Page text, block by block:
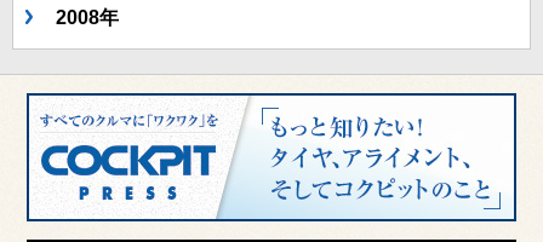
2008年